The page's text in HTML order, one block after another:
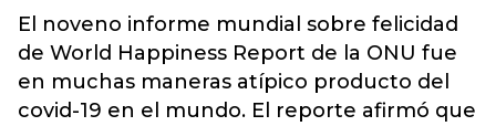
El noveno informe mundial sobre felicidad
de World Happiness Report de la ONU fue
en muchas maneras atípico producto del
covid-19 en el mundo. El reporte afirmó que